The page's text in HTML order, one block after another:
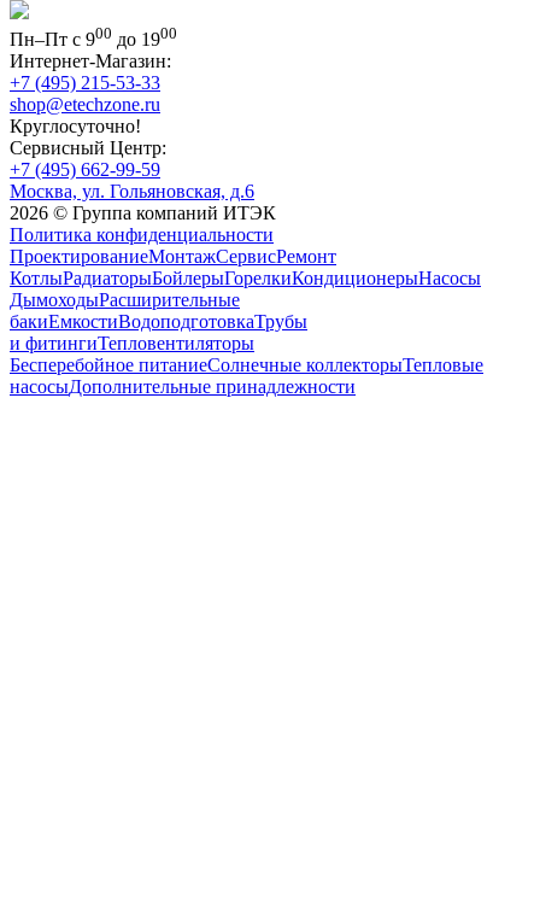
Пн–Пт с 900 до 1900
Интернет-Магазин:
+7 (495) 215-53-33
shop@etechzone.ru
Круглосуточно!
Сервисный Центр:
+7 (495) 662-99-59
Москва, ул. Гольяновская, д.6
2026 © Группа компаний ИТЭК
Политика конфиденциальности
ПроектированиеМонтажСервисРемонт
КотлыРадиаторыБойлерыГорелкиКондиционерыНасосы
ДымоходыРасширительные
бакиЕмкостиВодоподготовкаТрубы
и фитингиТепловентиляторы
Бесперебойное питаниеСолнечные коллекторыТепловые
насосыДополнительные принадлежности